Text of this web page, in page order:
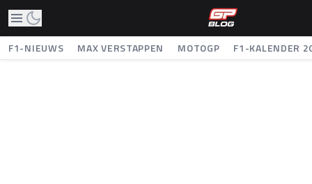
F1-NIEUWS MAX VERSTAPPEN MOTOGP F1-KALENDER